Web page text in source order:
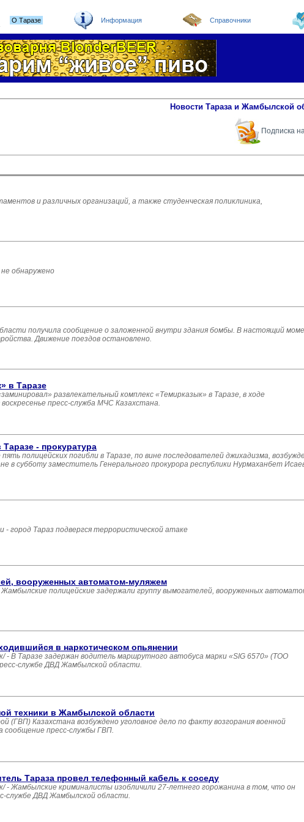
О Таразе Информация Справочники
Новости Тараза и Жамбылской
Подписка
и различных организаций, а также студенческая поликлиника,
обнаружено
получила сообщение о заложенной внутри здания бомбы. В настоящий
Движение поездов остановлено.
в Таразе
развлекательный комплекс «Темирказык» в Таразе, в ходе
пресс-служба МЧС Казахстана.
- прокуратура
полицейских погибли в Таразе, по вине последователей джихадизма,
в субботу заместитель Генерального прокурора республики Нурмаханбет
город Тараз подвергся террористической атаке
вооруженных автоматом-муляжем
полицейские задержали группу вымогателей, вооруженных
в наркотическом опьянении
Таразе задержан водитель маршрутного автобуса марки «SIG 6570» (ТОО
службе ДВД Жамбылской области.
техники в Жамбылской области
(ГВП) Казахстана возбуждено уголовное дело по факту возгорания военной
сообщение пресс-службы ГВП.
Тараза провел телефонный кабель к соседу
криминалисты изобличили 27-летнего горожанина в том, что он
службе ДВД Жамбылской области.